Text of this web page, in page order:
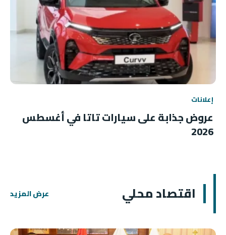
إعلانات
عروض جذابة على سيارات تاتا في أغسطس
2026
اقتصاد محلي عرض المزيد